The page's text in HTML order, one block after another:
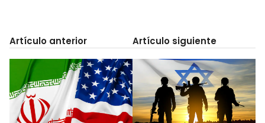
Artículo anterior Artículo siguiente